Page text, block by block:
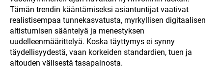
Tämän trendin kääntämiseksi asiantuntijat vaativat
realistisempaa tunnekasvatusta, myrkyllisen digitaalisen
altistumisen sääntelyä ja menestyksen
uudelleenmäärittelyä. Koska täyttymys ei synny
täydellisyydestä, vaan korkeiden standardien, tuen ja
aitouden välisestä tasapainosta.